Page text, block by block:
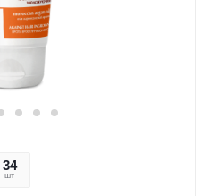
58
сек
34
шт